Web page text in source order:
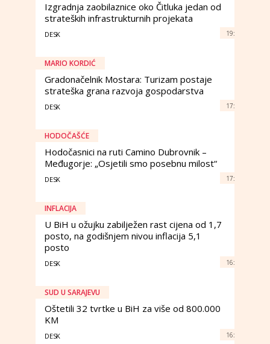
Izgradnja zaobilaznice oko Čitluka jedan od
strateških infrastrukturnih projekata
DESK 19:
MARIO KORDIĆ
Gradonačelnik Mostara: Turizam postaje
strateška grana razvoja gospodarstva
DESK 17:
HODOČAŠĆE
Hodočasnici na ruti Camino Dubrovnik –
Međugorje: „Osjetili smo posebnu milost“
DESK 17:
INFLACIJA
U BiH u ožujku zabilježen rast cijena od 1,7
posto, na godišnjem nivou inflacija 5,1
posto
DESK 16:
SUD U SARAJEVU
Oštetili 32 tvrtke u BiH za više od 800.000
KM
DESK 16: